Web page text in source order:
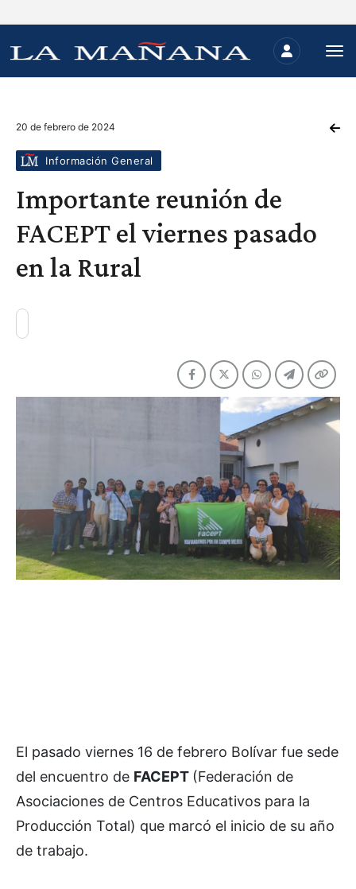
20 de febrero de 2024
Información General
Importante reunión de
FACEPT el viernes pasado
en la Rural
El pasado viernes 16 de febrero Bolívar fue sede
del encuentro de FACEPT (Federación de
Asociaciones de Centros Educativos para la
Producción Total) que marcó el inicio de su año
de trabajo.